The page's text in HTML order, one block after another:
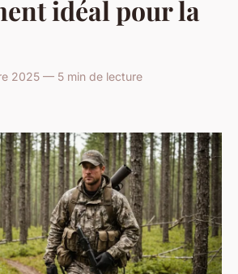
idéal pour la
2025 — 5 min de lecture